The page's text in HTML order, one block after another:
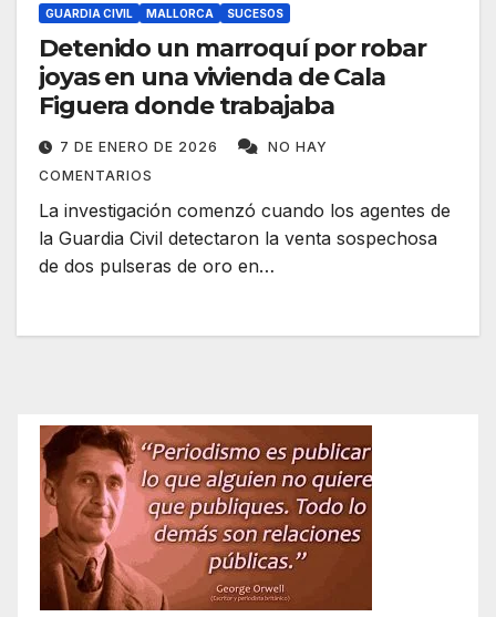
GUARDIA CIVIL MALLORCA SUCESOS
Detenido un marroquí por robar
joyas en una vivienda de Cala
Figuera donde trabajaba
7 DE ENERO DE 2026
NO HAY
COMENTARIOS
La investigación comenzó cuando los agentes de
la Guardia Civil detectaron la venta sospechosa
de dos pulseras de oro en…